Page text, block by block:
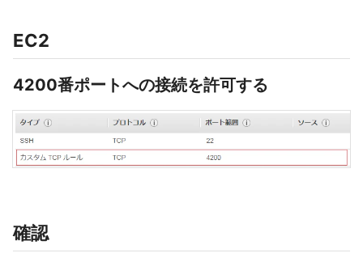
EC2
4200番ポートへの接続を許可する
確認